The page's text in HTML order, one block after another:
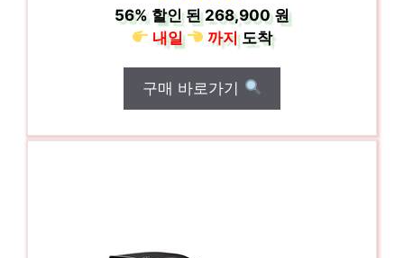
56% 할인 된268,900 원
내일
까지도착
구매 바로가기